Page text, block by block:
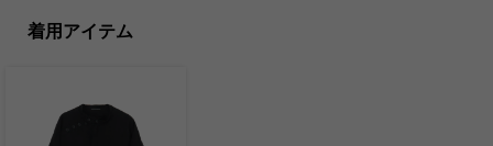
着用アイテム